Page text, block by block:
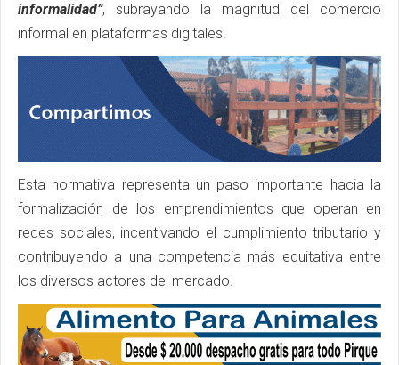
informalidad”, subrayando la magnitud del comercio
informal en plataformas digitales.
Esta normativa representa un paso importante hacia la
formalización de los emprendimientos que operan en
redes sociales, incentivando el cumplimiento tributario y
contribuyendo a una competencia más equitativa entre
los diversos actores del mercado.